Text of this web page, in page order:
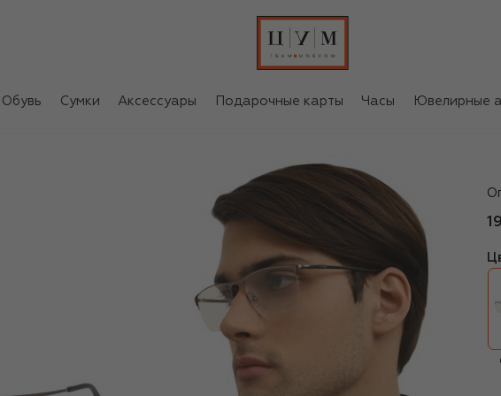
Обувь Сумки Аксессуары Подарочные карты Часы Ювелирные